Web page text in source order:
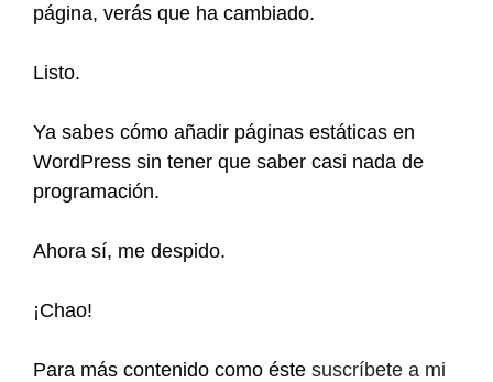
página, verás que ha cambiado.
Listo.
Ya sabes cómo añadir páginas estáticas en
WordPress sin tener que saber casi nada de
programación.
Ahora sí, me despido.
¡Chao!
Para más contenido como éste suscríbete a mi